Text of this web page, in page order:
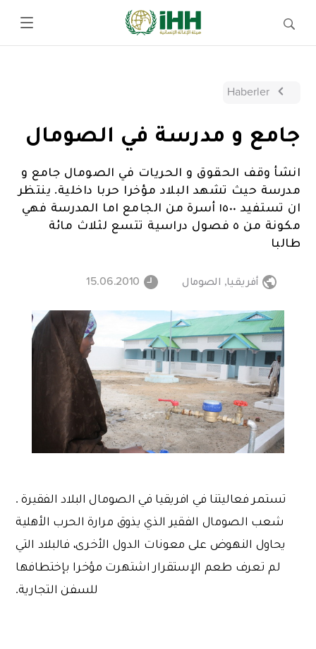
Haberler
جامع و مدرسة في الصومال
انشأ وقف الحقوق و الحريات في الصومال جامع و
مدرسة حيث تشهد البلاد مؤخرا حربا داخلية. ينتظر
ان تستفيد ١٥٠٠ أسرة من الجامع اما المدرسة فهي
مكونة من ٥ فصول دراسية تتسع لثلاث مائة
طالبا
أفريقيا, الصومال 15.06.2010
تستمر فعاليتنا في افريقيا في الصومال البلاد الفقيرة .
شعب الصومال الفقير الذي يذوق مرارة الحرب الأهلية
يحاول النهوض على معونات الدول الأخرى، فالبلاد التي
لم تعرف طعم الإستقرار اشتهرت مؤخرا بإختطافها
للسفن التجارية.